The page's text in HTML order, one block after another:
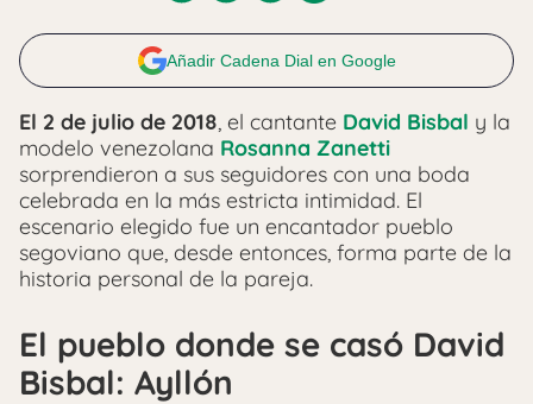
Añadir Cadena Dial en Google
El 2 de julio de 2018, el cantante David Bisbal y la
modelo venezolana Rosanna Zanetti
sorprendieron a sus seguidores con una boda
celebrada en la más estricta intimidad. El
escenario elegido fue un encantador pueblo
segoviano que, desde entonces, forma parte de la
historia personal de la pareja.
El pueblo donde se casó David
Bisbal: Ayllón